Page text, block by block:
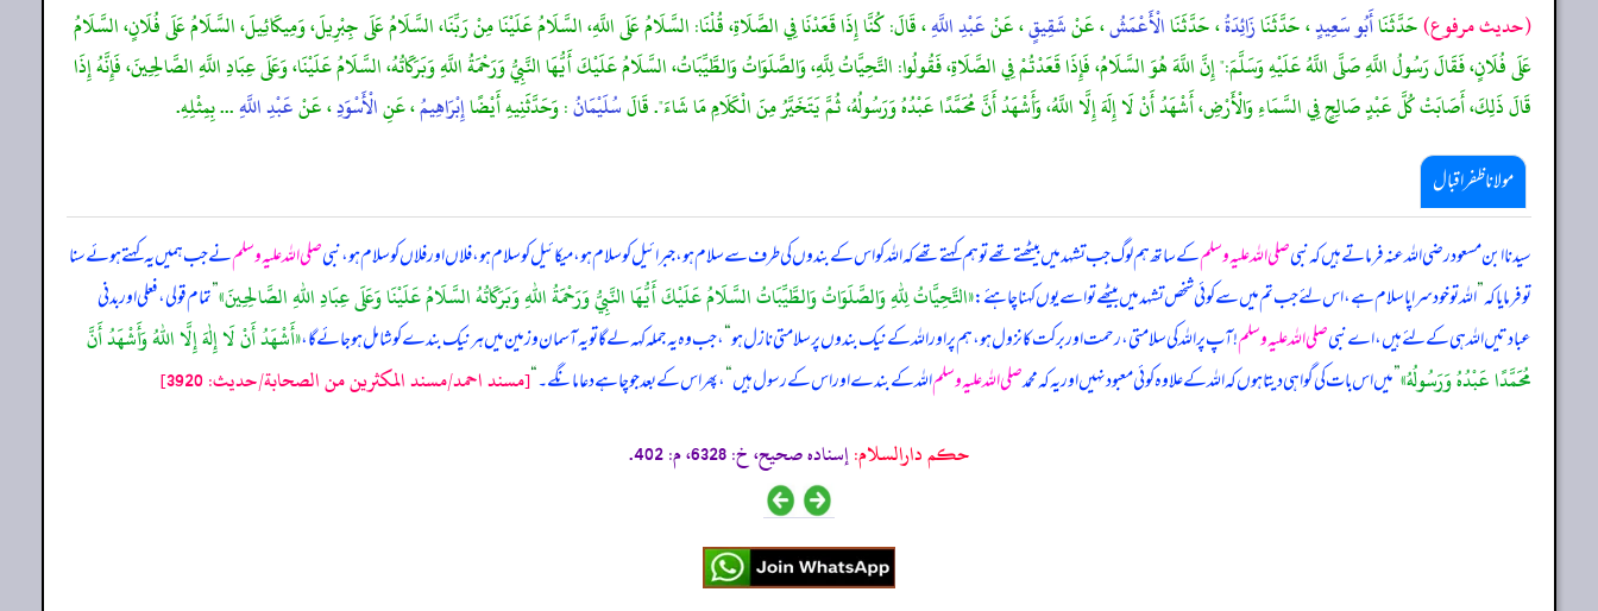
(حديث مرفوع)حَدَّثَنَاأَبُو سَعِيدٍ، حَدَّثَنَازَائِدَةُ، حَدَّثَنَاالْأَعْمَشُ، عَنْشَقِيقٍ، عَنْعَبْدِ اللَّهِ، قَالَ: كُنَّا إِذَا قَعَدْنَا فِي الصَّلَاةِ، قُلْنَا: السَّلَامُ عَلَى اللَّهِ، السَّلَامُ عَلَيْنَا مِنْ رَبِّنَا، السَّلَامُ عَلَى جِبْرِيلَ، وَمِيكَائِيلَ، السَّلَامُ عَلَى فُلَانٍ، السَّلَامُ
عَلَى فُلَانٍ، فَقَالَ رَسُولُ اللَّهِ صَلَّى اللَّهُ عَلَيْهِ وَسَلَّمَ:" إِنَّ اللَّهَ هُوَ السَّلَامُ، فَإِذَا قَعَدْتُمْ فِي الصَّلَاةِ، فَقُولُوا: التَّحِيَّاتُ لِلَّهِ، وَالصَّلَوَاتُ وَالطَّيِّبَاتُ، السَّلَامُ عَلَيْكَ أَيُّهَا النَّبِيُّ وَرَحْمَةُ اللَّهِ وَبَرَكَاتُهُ، السَّلَامُ عَلَيْنَا، وَعَلَى عِبَادِ اللَّهِ الصَّالِحِينَ، فَإِنَّهُ إِذَا
قَالَ ذَلِكَ، أَصَابَتْ كُلَّ عَبْدٍ صَالِحٍ فِي السَّمَاءِ وَالْأَرْضِ، أَشْهَدُ أَنْ لَا إِلَهَ إِلَّا اللَّهُ، وَأَشْهَدُ أَنَّ مُحَمَّدًا عَبْدُهُ وَرَسُولُهُ، ثُمَّ يَتَخَيَّرُ مِنَ الْكَلَامِ مَا شَاءَ". قَالَسُلَيْمَانُ: وَحَدَّثَنِيهِ أَيْضًاإِبْرَاهِيمُ، عَنِالْأَسْوَدِ، عَنْعَبْدِ اللَّهِ... بِمِثْلِهِ.
مولانا ظفر اقبال
سیدنا ابن مسعود رضی اللہ عنہ فرماتے ہیں کہ نبیصلی اللہ علیہ وسلمکے ساتھ ہم لوگ جب تشہد میں بیٹھتے تھے تو ہم کہتے تھے کہ اللہ کو اس کے بندوں کی طرف سے سلام ہو، جبرائیل کو سلام ہو، میکائیل کو سلام ہو، فلاں اور فلاں کو سلام ہو، نبیصلی اللہ علیہ وسلمنے جب ہمیں یہ کہتے ہوئے سنا
تو فرمایا کہ”اللہ تو خود سراپا سلام ہے، اس لئے جب تم میں سے کوئی شخص تشہد میں بیٹھے تو اسے یوں کہنا چاہئے:«التَّحِيَّاتُ لِلّٰهِ وَالصَّلَوَاتُ وَالطَّيِّبَاتُ السَّلَامُ عَلَيْكَ أَيُّهَا النَّبِيُّ وَرَحْمَةُ اللّٰهِ وَبَرَكَاتُهُ السَّلَامُ عَلَيْنَا وَعَلَى عِبَادِ اللّٰهِ الصَّالِحِينَ»”تمام قولی، فعلی اور بدنی
عبادتیں اللہ ہی کے لئے ہیں، اے نبیصلی اللہ علیہ وسلم! آپ پر اللہ کی سلامتی، رحمت اور برکت کا نزول ہو، ہم پر اور اللہ کے نیک بندوں پر سلامتی نازل ہو“، جب وہ یہ جملہ کہہ لے گا تو یہ آسمان و زمین میں ہر نیک بندے کو شامل ہو جائے گا،«أَشْهَدُ أَنْ لَا إِلٰهَ إِلَّا اللّٰهُ وَأَشْهَدُ أَنَّ
مُحَمَّدًا عَبْدُهُ وَرَسُولُهُ»”میں اس بات کی گواہی دیتا ہوں کہ اللہ کے علاوہ کوئی معبود نہیں اور یہ کہ محمدصلی اللہ علیہ وسلماللہ کے بندے اور اس کے رسول ہیں“، پھر اس کے بعد جو چاہے دعا مانگے۔“[مسند احمد/مسند المكثرين من الصحابة/حدیث: 3920]
حکم دارالسلام:إسناده صحيح، خ: 6328، م: 402.